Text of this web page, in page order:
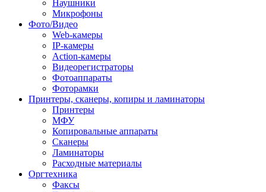
Наушники
Микрофоны
Фото/Видео
Web-камеры
IP-камеры
Action-камеры
Видеорегистраторы
Фотоаппараты
Фоторамки
Принтеры, сканеры, копиры и ламинаторы
Принтеры
МФУ
Копировальные аппараты
Сканеры
Ламинаторы
Расходные материалы
Оргтехника
Факсы